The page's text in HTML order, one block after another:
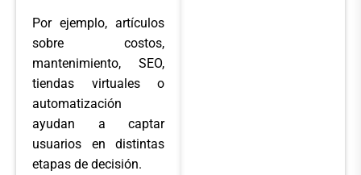
Por ejemplo, artículos
sobre costos,
mantenimiento, SEO,
tiendas virtuales o
automatización
ayudan a captar
usuarios en distintas
etapas de decisión.